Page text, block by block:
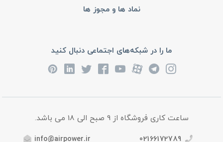
نماد ها و مجوز ها
ما را در شبکه‌های اجتماعی دنبال کنید
ساعت کاری فروشگاه از 9 صبح الی 18 می باشد.
02166172789
info@airpower.ir